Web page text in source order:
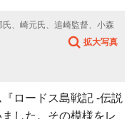
、崎元氏、追崎監督、小森
拡大写真
ロードス島戦記 -伝説
した。その模様をレ